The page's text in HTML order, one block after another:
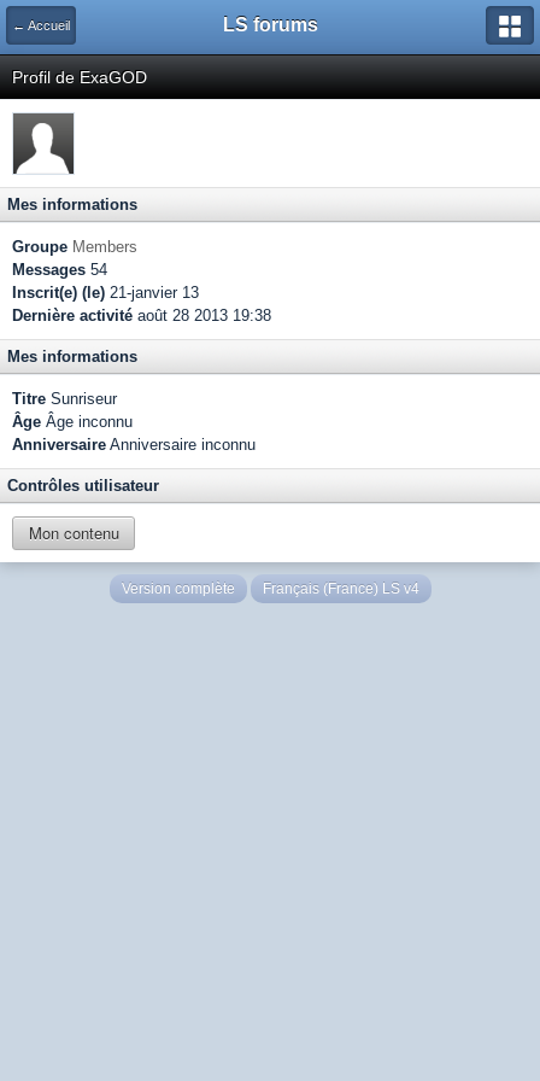
← Accueil LS forums
Profil de ExaGOD
Mes informations
Groupe Members
Messages 54
Inscrit(e) (le) 21-janvier 13
Dernière activité août 28 2013 19:38
Mes informations
Titre Sunriseur
Âge Âge inconnu
Anniversaire Anniversaire inconnu
Contrôles utilisateur
Mon contenu
Version complète Français (France) LS v4